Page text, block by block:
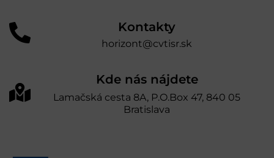
Kontakty
horizont@cvtisr.sk
Kde nás nájdete
Lamačská cesta 8A, P.O.Box 47, 840 05
Bratislava